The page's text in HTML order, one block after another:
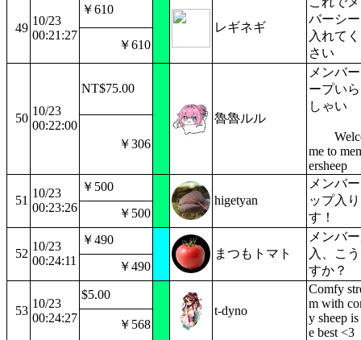
49
10/23
00:21:27
￥610
レギネギ
バーシ
入れて
さい
￥610
50
10/23
00:22:00
NT$75.00
魯魯ルル
メンバ
ープい
しゃ
me to
ersheep
￥306
51
10/23
00:23:26
￥500
higetyan
メンバ
ップ入
す！
￥500
52
10/23
00:24:11
￥490
まつもトマト
メンバ
入、こ
すか？
￥490
53
10/23
00:24:27
$5.00
t-dyno
Comfy
m with
y sheep
e best <3
￥568